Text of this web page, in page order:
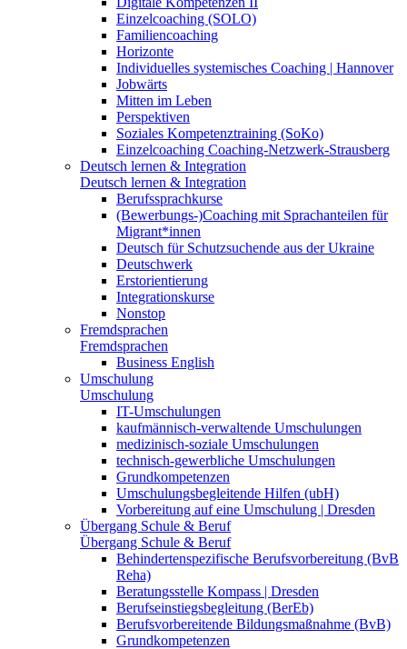
Einzelcoaching (SOLO)
Familiencoaching
Horizonte
Individuelles systemisches Coaching | Hannover
Jobwärts
Mitten im Leben
Perspektiven
Soziales Kompetenztraining (SoKo)
Einzelcoaching Coaching-Netzwerk-Strausberg
Deutsch lernen & Integration
Deutsch lernen & Integration
Berufssprachkurse
(Bewerbungs-)Coaching mit Sprachanteilen für
Migrant*innen
Deutsch für Schutzsuchende aus der Ukraine
Deutschwerk
Erstorientierung
Integrationskurse
Nonstop
Fremdsprachen
Fremdsprachen
Business English
Umschulung
Umschulung
IT-Umschulungen
kaufmännisch-verwaltende Umschulungen
medizinisch-soziale Umschulungen
technisch-gewerbliche Umschulungen
Grundkompetenzen
Umschulungsbegleitende Hilfen (ubH)
Vorbereitung auf eine Umschulung | Dresden
Übergang Schule & Beruf
Übergang Schule & Beruf
Behindertenspezifische Berufsvorbereitung (BvB
Reha)
Beratungsstelle Kompass | Dresden
Berufseinstiegsbegleitung (BerEb)
Berufsvorbereitende Bildungsmaßnahme (BvB)
Grundkompetenzen